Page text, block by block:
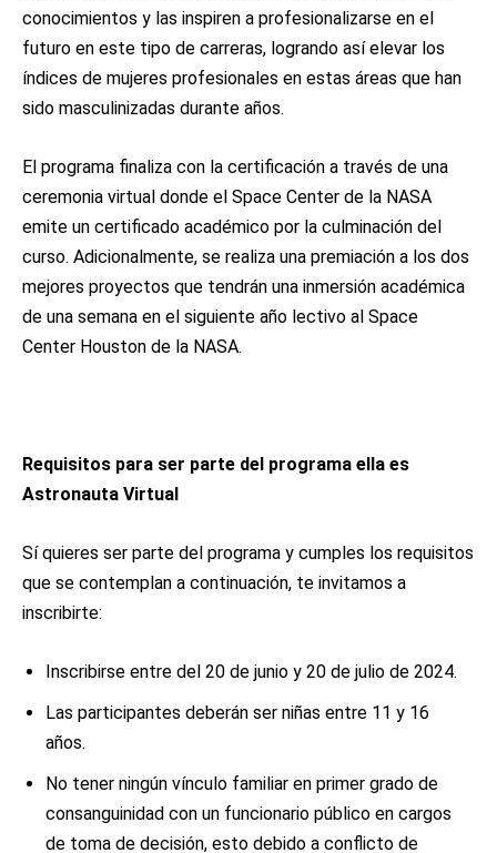
conocimientos y las inspiren a profesionalizarse en el
futuro en este tipo de carreras, logrando así elevar los
índices de mujeres profesionales en estas áreas que han
sido masculinizadas durante años.
El programa finaliza con la certificación a través de una
ceremonia virtual donde el Space Center de la NASA
emite un certificado académico por la culminación del
curso. Adicionalmente, se realiza una premiación a los dos
mejores proyectos que tendrán una inmersión académica
de una semana en el siguiente año lectivo al Space
Center Houston de la NASA.
Requisitos para ser parte del programa ella es
Astronauta Virtual
Sí quieres ser parte del programa y cumples los requisitos
que se contemplan a continuación, te invitamos a
inscribirte:
Inscribirse entre del 20 de junio y 20 de julio de 2024.
Las participantes deberán ser niñas entre 11 y 16
años.
No tener ningún vínculo familiar en primer grado de
consanguinidad con un funcionario público en cargos
de toma de decisión, esto debido a conflicto de